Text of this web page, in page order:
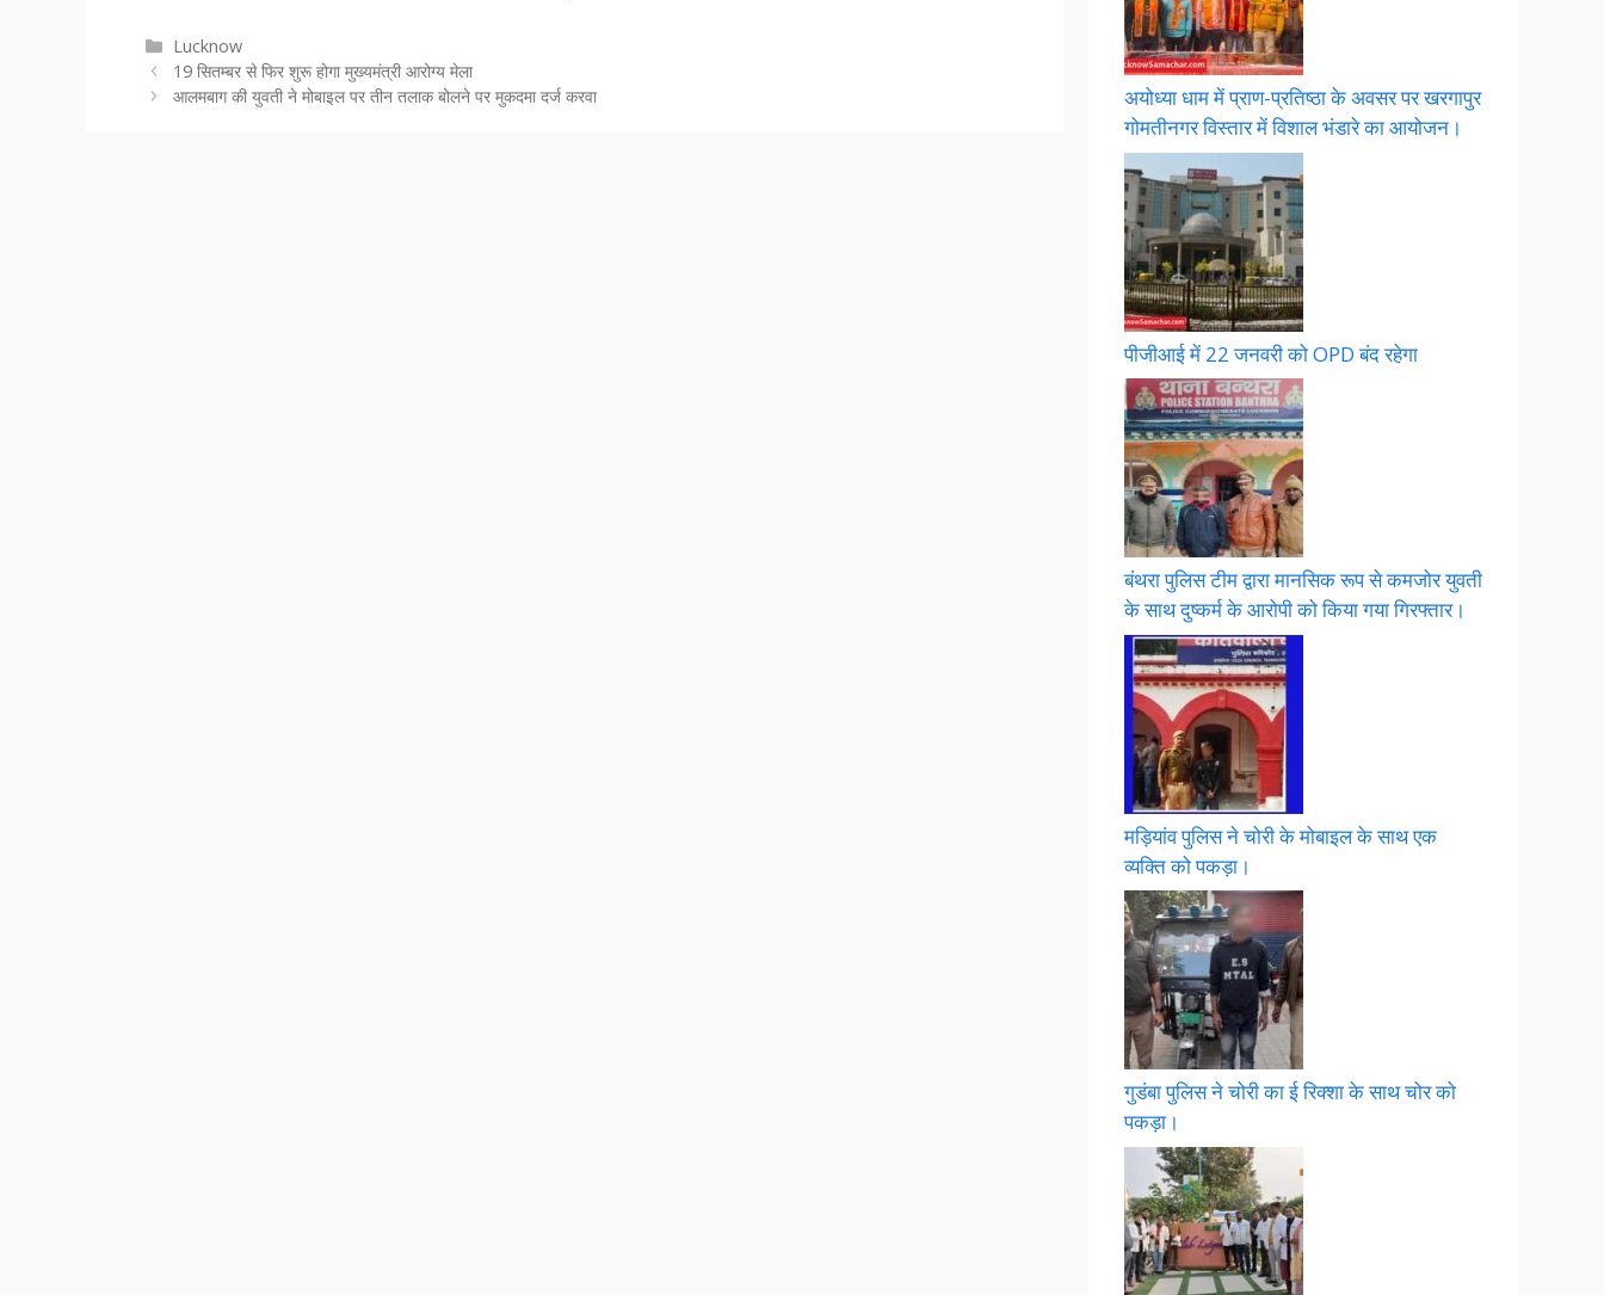
Categories
Lucknow
19 सितम्बर से फिर शुरू होगा मुख्यमंत्री आरोग्य मेला
आलमबाग की युवती ने मोबाइल पर तीन तलाक बोलने पर मुकदमा दर्ज करवा
अयोध्या धाम में प्राण-प्रतिष्ठा के अवसर पर खरगापुर
गोमतीनगर विस्तार में विशाल भंडारे का आयोजन।
पीजीआई में 22 जनवरी को OPD बंद रहेगा
बंथरा पुलिस टीम द्वारा मानसिक रूप से कमजोर युवती
के साथ दुष्कर्म के आरोपी को किया गया गिरफ्तार।
मड़ियांव पुलिस ने चोरी के मोबाइल के साथ एक
व्यक्ति को पकड़ा।
गुडंबा पुलिस ने चोरी का ई रिक्शा के साथ चोर को
पकड़ा।